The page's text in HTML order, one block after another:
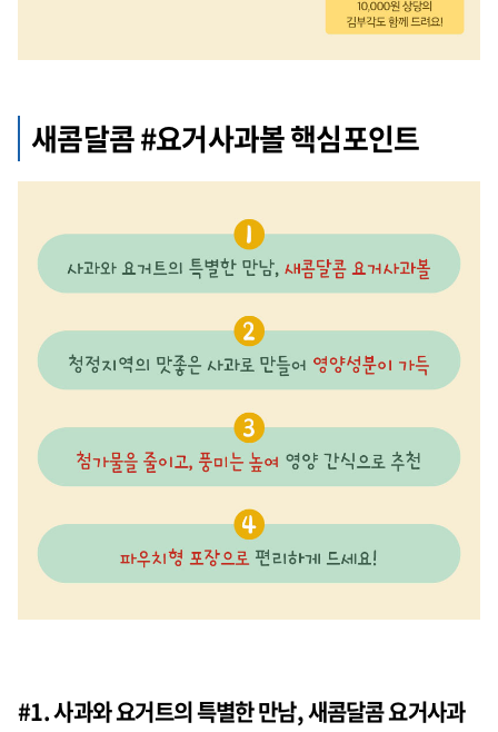
새콤달콤 #요거사과볼 핵심포인트
#1. 사과와 요거트의 특별한 만남, 새콤달콤 요거사과